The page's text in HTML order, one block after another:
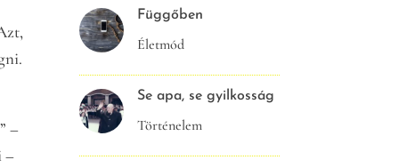
–
–
Függőben
Életmód
Se apa, se gyilkosság
Történelem